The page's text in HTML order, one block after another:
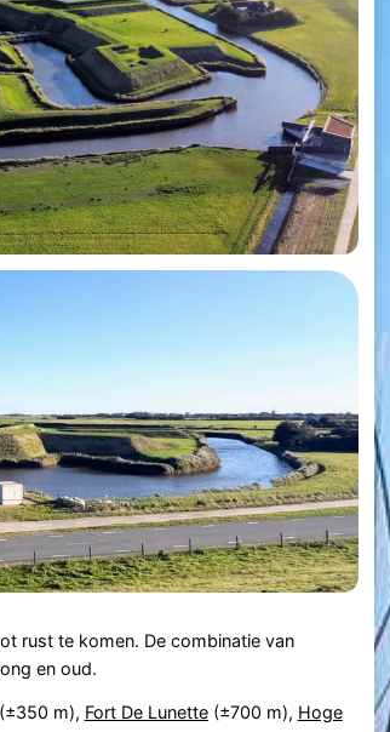
rust te komen. De combinatie van
en oud.
(±350 m), Fort De Lunette(±700 m), Hoge